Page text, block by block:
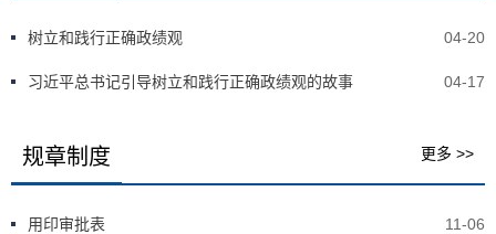
树立和践行正确政绩观 04-20
习近平总书记引导树立和践行正确政绩观的故事 04-17
规章制度 更多 >>
用印审批表 11-06